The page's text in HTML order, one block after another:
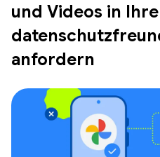
und Videos in
anfordern